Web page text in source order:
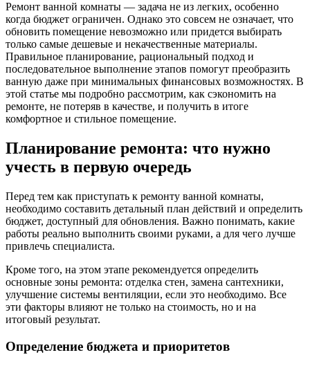
Ремонт ванной комнаты — задача не из легких, особенно
когда бюджет ограничен. Однако это совсем не означает, что
обновить помещение невозможно или придется выбирать
только самые дешевые и некачественные материалы.
Правильное планирование, рациональный подход и
последовательное выполнение этапов помогут преобразить
ванную даже при минимальных финансовых возможностях. В
этой статье мы подробно рассмотрим, как сэкономить на
ремонте, не потеряв в качестве, и получить в итоге
комфортное и стильное помещение.
Планирование ремонта: что нужно
учесть в первую очередь
Перед тем как приступать к ремонту ванной комнаты,
необходимо составить детальный план действий и определить
бюджет, доступный для обновления. Важно понимать, какие
работы реально выполнить своими руками, а для чего лучше
привлечь специалиста.
Кроме того, на этом этапе рекомендуется определить
основные зоны ремонта: отделка стен, замена сантехники,
улучшение системы вентиляции, если это необходимо. Все
эти факторы влияют не только на стоимость, но и на
итоговый результат.
Определение бюджета и приоритетов